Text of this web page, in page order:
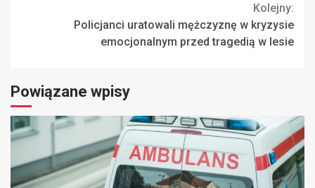
Kolejny:
Policjanci uratowali mężczyznę w kryzysie
emocjonalnym przed tragedią w lesie
Powiązane wpisy